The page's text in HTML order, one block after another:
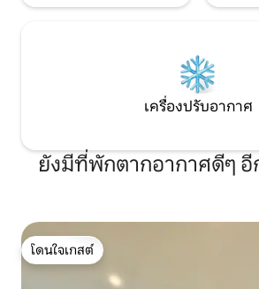
เครื่องปรับอากาศ
ยังมีที่พักตากอากาศดีๆ อี
โดนใจเกสต์
โดนใจเกสต์